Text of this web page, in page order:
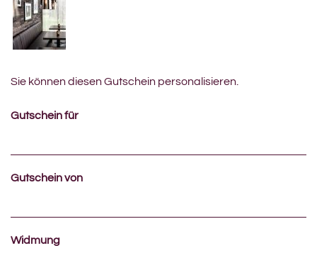
Sie können diesen Gutschein personalisieren.
Gutschein für
Gutschein von
Widmung